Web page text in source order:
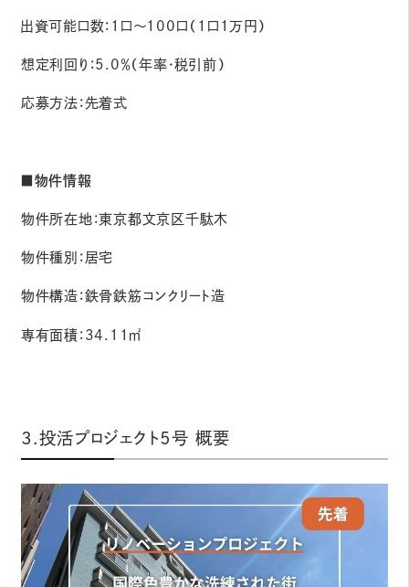
出資可能⼝数：1⼝〜100⼝（1⼝1万円）
想定利回り：5.0％（年率・税引前）
応募⽅法：先着式
■物件情報
物件所在地：東京都文京区千駄木
物件種別：居宅
物件構造：鉄骨鉄筋コンクリート造
専有⾯積：34.11㎡
3.投活プロジェクト5号 概要